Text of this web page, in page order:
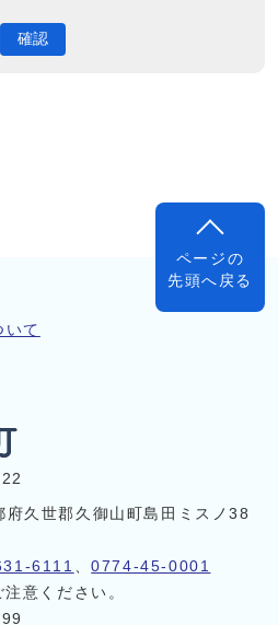
確認
ページの
先頭へ戻る
いて
久世郡久御山町島田ミスノ38
6111 、0774-45-0001
意ください。